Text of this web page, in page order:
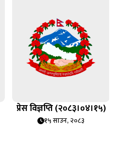
प्रेस विज्ञप्ति (२०८३।०४।१५)
१५ साउन, २०८३